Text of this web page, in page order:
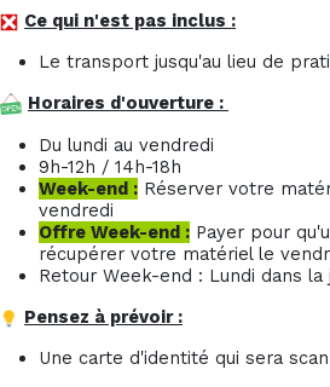
Ce qui n'est pas inclus :
Le transport jusqu'au lieu de
Horaires d'ouverture :
Du lundi au vendredi
9h-12h / 14h-18h
Week-end : Réserver votre
vendredi
Offre Week-end : Payer pour
récupérer votre matériel le
Retour Week-end : Lundi dans la
Pensez à prévoir :
Une carte d'identité qui sera